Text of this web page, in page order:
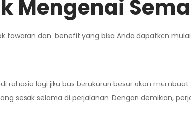
Mengenai
tawaran dan benefit yang bisa Anda dapatkan
rahasia lagi jika bus berukuran besar akan
sesak selama di perjalanan. Dengan demikian,